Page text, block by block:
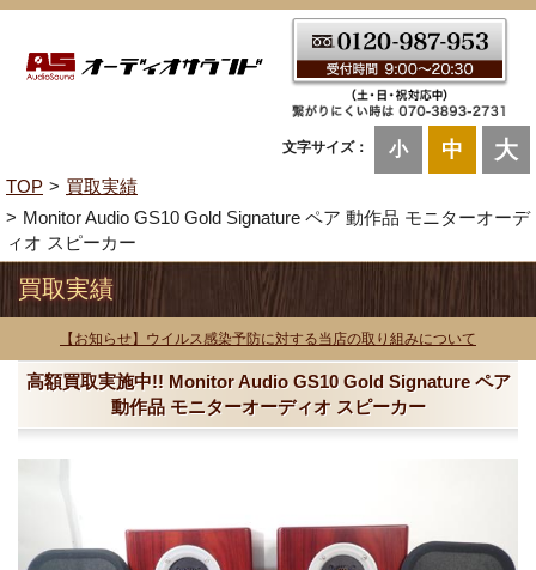
文字サイズ： 小 中 大
TOP
買取実績
Monitor Audio GS10 Gold Signature ペア 動作品 モニターオーデ
ィオ スピーカー
買取実績
【お知らせ】ウイルス感染予防に対する当店の取り組みについて
高額買取実施中!! Monitor Audio GS10 Gold Signature ペア
動作品 モニターオーディオ スピーカー